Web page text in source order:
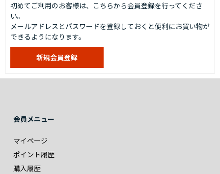
初めてご利用のお客様は、こちらから会員登録を行ってくださ
い。
メールアドレスとパスワードを登録しておくと便利にお買い物が
できるようになります。
会員メニュー
マイページ
ポイント履歴
購入履歴